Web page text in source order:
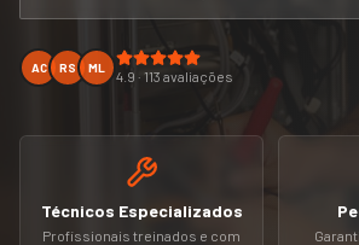
AC RS ML
4.9 · 113 avaliações
Técnicos Especializados
Profissionais treinados e com